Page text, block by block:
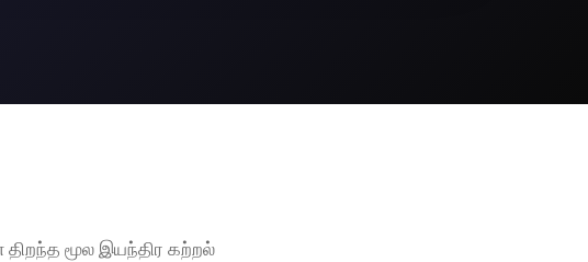
திறந்த மூல இயந்திர கற்றல்